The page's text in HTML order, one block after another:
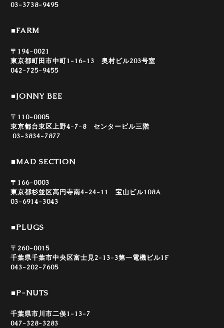
03-3738-9495
■FARM
〒194-0021
東京都町田市中町1-16-13 奥村ビル203号室
042-725-9455
■JONNY BEE
〒110-0005
東京都台東区上野4-7-8 センタービル三階
03-3834-7877
■MAD SECTION
〒166-0003
東京都杉並区高円寺南4-24-11 宝山ビル108A
03-6914-3043
■PLUGS
〒260-0015
千葉県千葉市中央区富士見2-13-3第一電機ビル1F
043-202-7605
■P-NUTS
千葉県市川市二俣1-13-7
047-328-3283